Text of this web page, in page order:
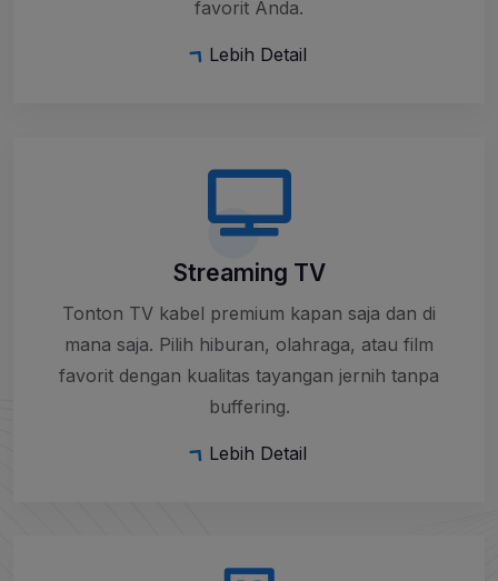
favorit Anda.
Lebih Detail
Streaming TV
Tonton TV kabel premium kapan saja dan di
mana saja. Pilih hiburan, olahraga, atau film
favorit dengan kualitas tayangan jernih tanpa
buffering.
Lebih Detail